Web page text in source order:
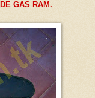
GAS RAM.